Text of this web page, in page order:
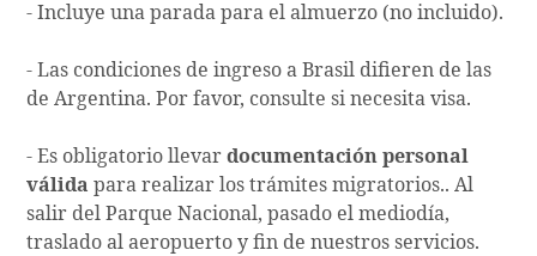
- Incluye una parada para el almuerzo (no incluido).
- Las condiciones de ingreso a Brasil difieren de las
de Argentina. Por favor, consulte si necesita visa.
- Es obligatorio llevardocumentación personal
válida para realizar los trámites migratorios.. Al
salir del Parque Nacional, pasado el mediodía,
traslado al aeropuerto y fin de nuestros servicios.